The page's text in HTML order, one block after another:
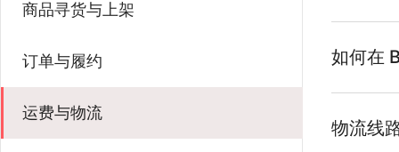
商品寻货与上架
订单与履约
运费与物流
如何在
物流线